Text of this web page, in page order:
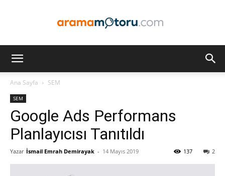
Motoru
Optimizasyonu
Ana Sayfa SEM
SEM
Google Ads Performans
Planlayıcısı Tanıtıldı
Yazar İsmail Emrah Demirayak - 14 Mayıs 2019 2
137